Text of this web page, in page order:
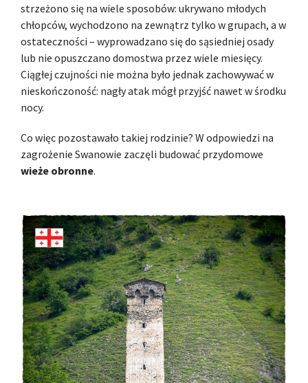
strzeżono się na wiele sposobów: ukrywano młodych
chłopców, wychodzono na zewnątrz tylko w grupach, a w
ostateczności – wyprowadzano się do sąsiedniej osady
lub nie opuszczano domostwa przez wiele miesięcy.
Ciągłej czujności nie można było jednak zachowywać w
nieskończoność: nagły atak mógł przyjść nawet w środku
nocy.
Co więc pozostawało takiej rodzinie? W odpowiedzi na
zagrożenie Swanowie zaczęli budować przydomowe
wieże obronne.